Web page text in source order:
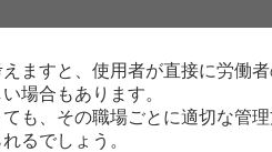
ますと、使用者が直接に労働
場合もあります。
も、その職場ごとに適切な管
るでしょう。